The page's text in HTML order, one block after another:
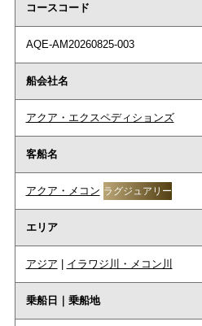
コースコード
AQE-AM20260825-003
船会社名
アクア・エクスペディションズ
客船名
アクア・メコン ラグジュアリー
エリア
アジア イラワジ川・メコン川
乗船日｜乗船地